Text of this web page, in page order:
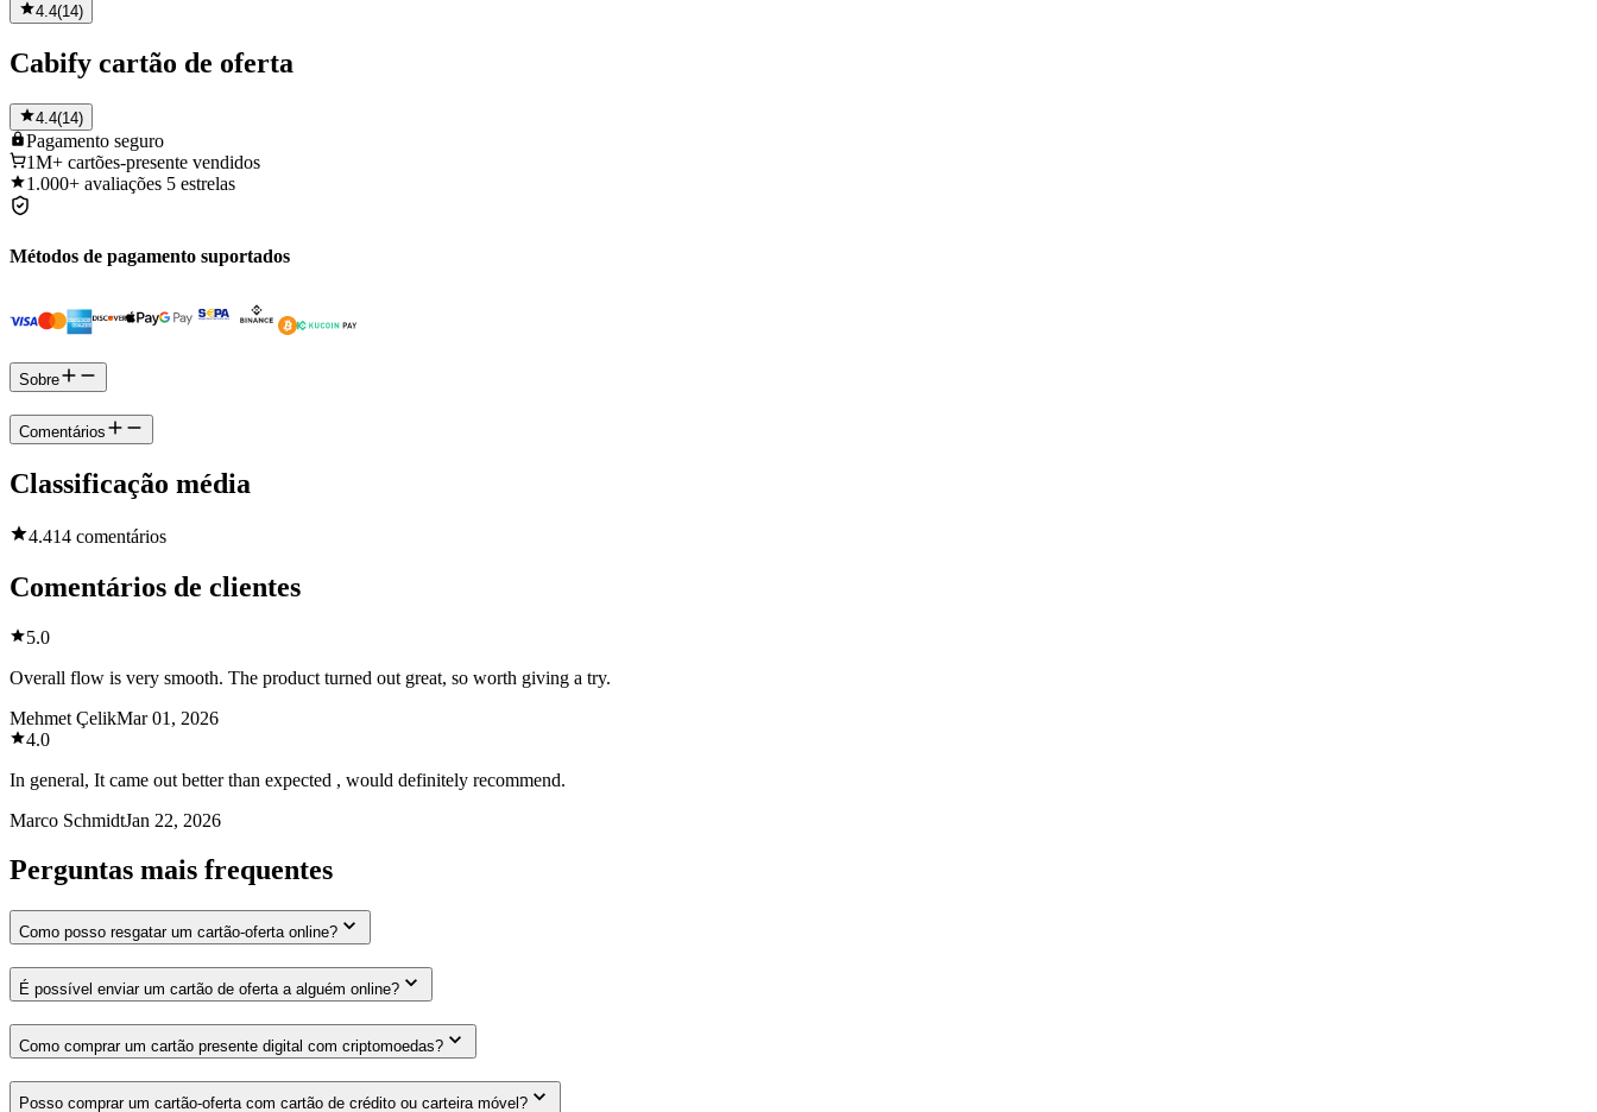
4.4(14)
Cabify cartão de oferta
4.4(14)
Pagamento seguro
1M+ cartões-presente vendidos
1.000+ avaliações 5 estrelas
Métodos de pagamento suportados
Sobre
Comentários
Classificação média
4.414 comentários
Comentários de clientes
5.0
Overall flow is very smooth. The product turned out great, so worth giving a try.
Mehmet ÇelikMar 01, 2026
4.0
In general, It came out better than expected , would definitely recommend.
Marco SchmidtJan 22, 2026
Perguntas mais frequentes
Como posso resgatar um cartão-oferta online?
É possível enviar um cartão de oferta a alguém online?
Como comprar um cartão presente digital com criptomoedas?
Posso comprar um cartão-oferta com cartão de crédito ou carteira móvel?